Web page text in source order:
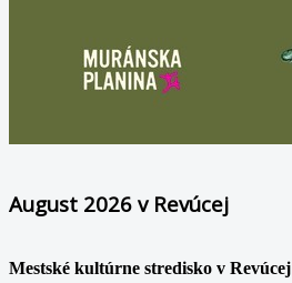
August 2026 v Revúcej
Mestské kultúrne stredisko v Revúcej